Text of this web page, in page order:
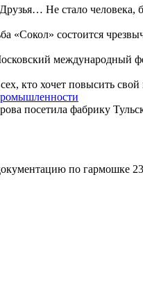
Не стало человека,
«Сокол» состоится
международный
кто хочет повысить
посетила фабрику
по гармошке